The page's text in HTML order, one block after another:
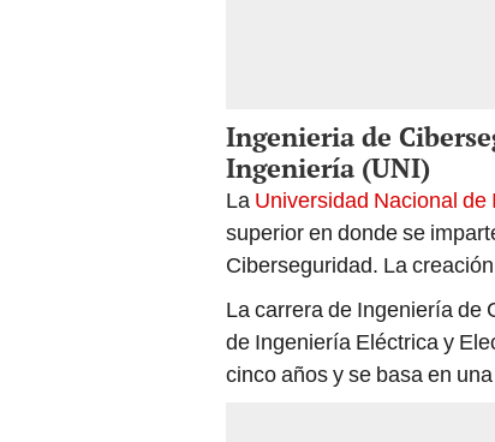
Ingenieria de
Ingeniería (UNI)
La Universidad Nacional de
superior en donde se
Ciberseguridad. La
La carrera de Ingeniería de
de Ingeniería Eléctrica y
cinco años y se basa en